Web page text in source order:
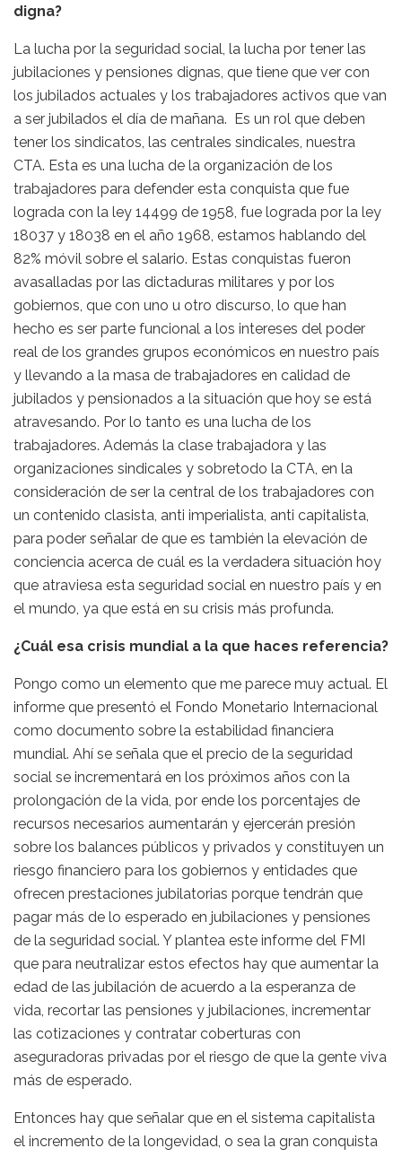
digna?
La lucha por la seguridad social, la lucha por tener las
jubilaciones y pensiones dignas, que tiene que ver con
los jubilados actuales y los trabajadores activos que van
a ser jubilados el día de mañana. Es un rol que deben
tener los sindicatos, las centrales sindicales, nuestra
CTA. Esta es una lucha de la organización de los
trabajadores para defender esta conquista que fue
lograda con la ley 14499 de 1958, fue lograda por la ley
18037 y 18038 en el año 1968, estamos hablando del
82% móvil sobre el salario. Estas conquistas fueron
avasalladas por las dictaduras militares y por los
gobiernos, que con uno u otro discurso, lo que han
hecho es ser parte funcional a los intereses del poder
real de los grandes grupos económicos en nuestro país
y llevando a la masa de trabajadores en calidad de
jubilados y pensionados a la situación que hoy se está
atravesando. Por lo tanto es una lucha de los
trabajadores. Además la clase trabajadora y las
organizaciones sindicales y sobretodo la CTA, en la
consideración de ser la central de los trabajadores con
un contenido clasista, anti imperialista, anti capitalista,
para poder señalar de que es también la elevación de
conciencia acerca de cuál es la verdadera situación hoy
que atraviesa esta seguridad social en nuestro país y en
el mundo, ya que está en su crisis más profunda.
¿Cuál esa crisis mundial a la que haces referencia?
Pongo como un elemento que me parece muy actual. El
informe que presentó el Fondo Monetario Internacional
como documento sobre la estabilidad financiera
mundial. Ahí se señala que el precio de la seguridad
social se incrementará en los próximos años con la
prolongación de la vida, por ende los porcentajes de
recursos necesarios aumentarán y ejercerán presión
sobre los balances públicos y privados y constituyen un
riesgo financiero para los gobiernos y entidades que
ofrecen prestaciones jubilatorias porque tendrán que
pagar más de lo esperado en jubilaciones y pensiones
de la seguridad social. Y plantea este informe del FMI
que para neutralizar estos efectos hay que aumentar la
edad de las jubilación de acuerdo a la esperanza de
vida, recortar las pensiones y jubilaciones, incrementar
las cotizaciones y contratar coberturas con
aseguradoras privadas por el riesgo de que la gente viva
más de esperado.
Entonces hay que señalar que en el sistema capitalista
el incremento de la longevidad, o sea la gran conquista